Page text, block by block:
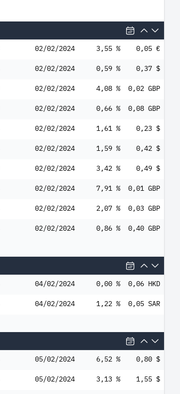
02/02/2024 3,55 % 0,05 €
02/02/2024 0,59 % 0,37 $
02/02/2024 4,08 % 0,02 GBP
02/02/2024 0,66 % 0,08 GBP
02/02/2024 1,61 % 0,23 $
02/02/2024 1,59 % 0,42 $
02/02/2024 3,42 % 0,49 $
02/02/2024 7,91 % 0,01 GBP
02/02/2024 2,07 % 0,03 GBP
02/02/2024 0,86 % 0,40 GBP
04/02/2024 0,00 % 0,06 HKD
04/02/2024 1,22 % 0,05 SAR
05/02/2024 6,52 % 0,80 $
05/02/2024 3,13 % 1,55 $